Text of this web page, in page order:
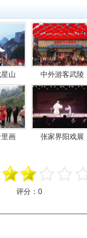
山 中外游客武陵
画 张家界阳戏展
评分： 0